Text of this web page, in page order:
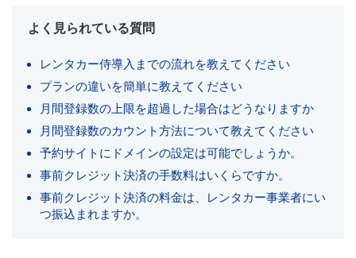
よく見られている質問
レンタカー侍導入までの流れを教えてください
プランの違いを簡単に教えてください
月間登録数の上限を超過した場合はどうなりますか
月間登録数のカウント方法について教えてください
予約サイトにドメインの設定は可能でしょうか。
事前クレジット決済の手数料はいくらですか。
事前クレジット決済の料金は、レンタカー事業者にい
つ振込まれますか。